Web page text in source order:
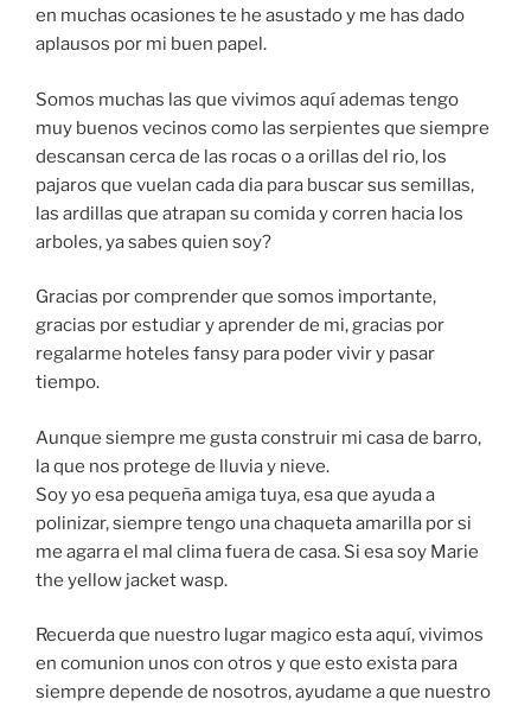
en muchas ocasiones te he asustado y me has dado
aplausos por mi buen papel.
Somos muchas las que vivimos aquí ademas tengo
muy buenos vecinos como las serpientes que siempre
descansan cerca de las rocas o a orillas del rio, los
pajaros que vuelan cada dia para buscar sus semillas,
las ardillas que atrapan su comida y corren hacia los
arboles, ya sabes quien soy?
Gracias por comprender que somos importante,
gracias por estudiar y aprender de mi, gracias por
regalarme hoteles fansy para poder vivir y pasar
tiempo.
Aunque siempre me gusta construir mi casa de barro,
la que nos protege de lluvia y nieve.
Soy yo esa pequeña amiga tuya, esa que ayuda a
polinizar, siempre tengo una chaqueta amarilla por si
me agarra el mal clima fuera de casa. Si esa soy Marie
the yellow jacket wasp.
Recuerda que nuestro lugar magico esta aquí, vivimos
en comunion unos con otros y que esto exista para
siempre depende de nosotros, ayudame a que nuestro